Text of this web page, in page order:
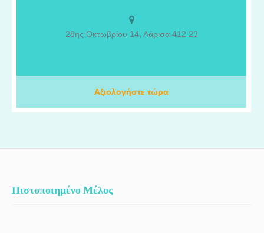
με στόχο την καλύτερη δυνατή υποστήριξη των ασθενών μου. Η
δύο μεγαλύτερα πανεπιστημιακά νοσοκομεία της Ελβετίας, το
απέκτησα εξειδικευμένες γνώσεις και εργάστηκα πάνω στις πιο
προηγμένες ογκολογικές θεραπείες. Στο ΙΑΣΩ Θεσσαλίας,
πραγματοποιούμε εβδομαδιαία ογκολογικά συμβούλια για την
αξιολόγηση και τη βέλτιστη θεραπευτική προσέγγιση κάθε
28ης Οκτωβρίου 14, Λάρισα 412 23
Αξιολογήστε τώρα
Πιστοποιημένο Μέλος